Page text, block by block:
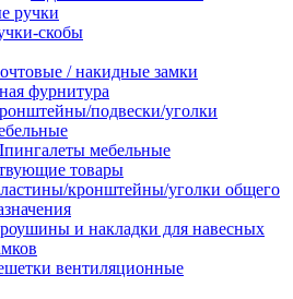
ручки
скобы
/ накидные замки
фурнитура
подвески/уголки
мебельные
товары
кронштейны/уголки общего
и накладки для навесных
вентиляционные